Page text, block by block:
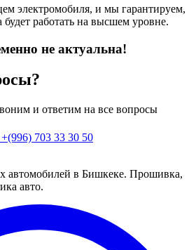
электромобиля, и мы гарантируем,
будет работать на высшем уровне.
не актуальна!
и ответим на все вопросы
+(996) 703 33 30 50
автомобилей в Бишкеке. Прошивка,
авто.